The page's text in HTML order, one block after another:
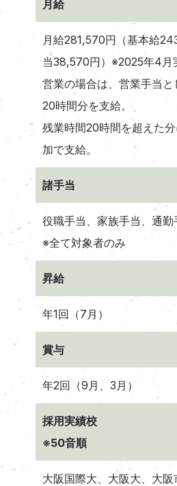
月給
月給281,570円（基本給
当38,570円）※2025年4月
営業の場合は、営業手当
20時間分を支給。
残業時間20時間を超えた
加で支給。
諸手当
役職手当、家族手当、通勤
※全て対象者のみ
昇給
年1回（7月）
賞与
年2回（9月、3月）
採用実績校
※50音順
大阪国際大、大阪大、大